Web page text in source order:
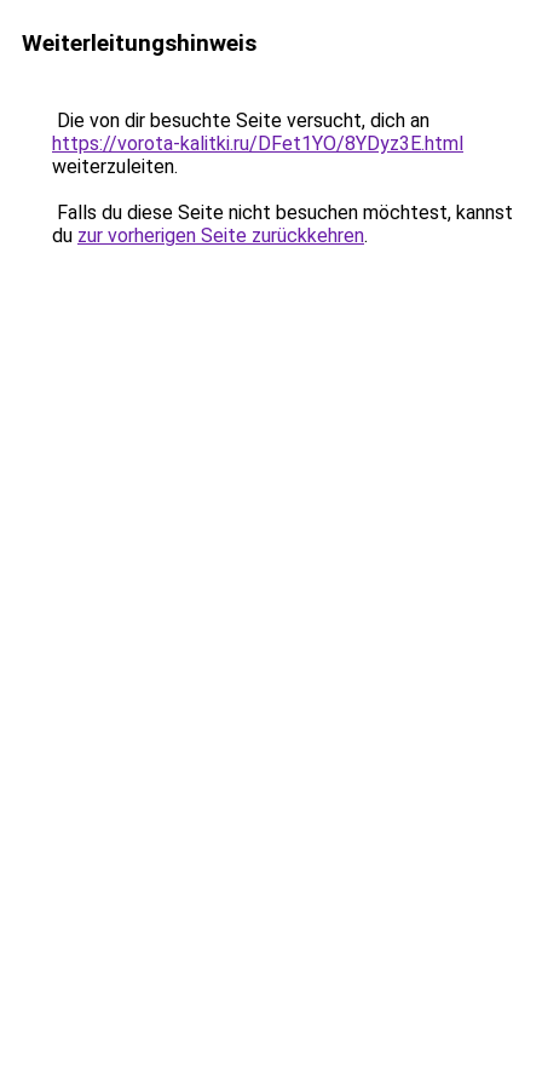
Weiterleitungshinweis
Die von dir besuchte Seite versucht, dich an
https://vorota-kalitki.ru/DFet1YO/8YDyz3E.html
weiterzuleiten.
Falls du diese Seite nicht besuchen möchtest, kannst
du zur vorherigen Seite zurückkehren.